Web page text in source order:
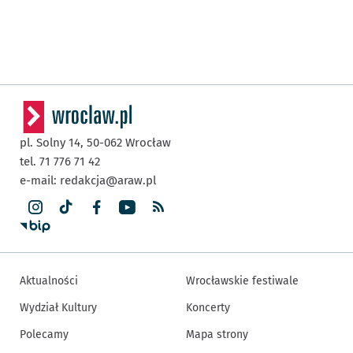
pl. Solny 14, 50-062 Wrocław
tel. 71 776 71 42
e-mail: redakcja@araw.pl
Aktualności
Wydział Kultury
Polecamy
Wrocławskie festiwale
Koncerty
Mapa strony